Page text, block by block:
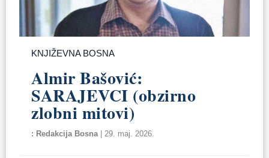
KNJIŽEVNA BOSNA
Almir Bašović:
SARAJEVCI (obzirno
zlobni mitovi)
Redakcija Bosna|29. maj. 2026.